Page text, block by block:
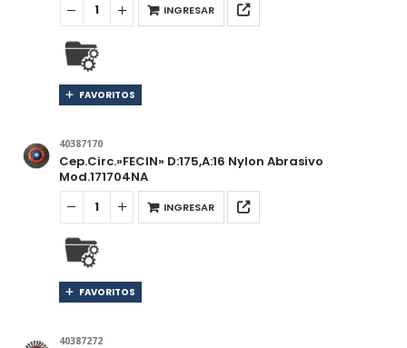
INGRESAR
FAVORITOS
40387170
Cep.Circ.»FECIN» D:175,A:16 Nylon Abrasivo
Mod.171704NA
INGRESAR
FAVORITOS
40387272